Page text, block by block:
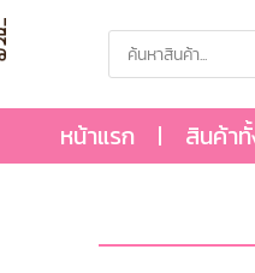
หน้าแรก สินค้า